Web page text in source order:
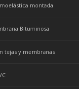
montada
Bituminosa
tejas y membranas